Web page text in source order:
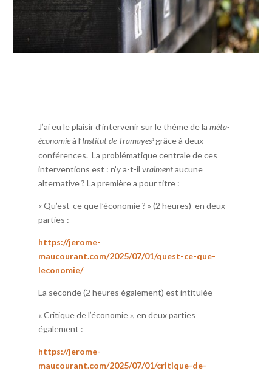
J’ai eu le plaisir d’intervenir sur le thème de la méta-
économieà l’Institut de Tramayes¹ grâce à deux
conférences. La problématique centrale de ces
interventions est : n’y a-t-il vraimentaucune
alternative ? La première a pour titre :
« Qu’est-ce que l’économie ? » (2 heures) en deux
parties :
https://jerome-
maucourant.com/2025/07/01/quest-ce-que-
leconomie/
La seconde (2 heures également) est intitulée
« Critique de l’économie », en deux parties
également :
https://jerome-
maucourant.com/2025/07/01/critique-de-